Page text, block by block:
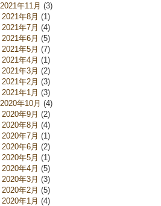
2021年11月 (3)
2021年8月 (1)
2021年7月 (4)
2021年6月 (5)
2021年5月 (7)
2021年4月 (1)
2021年3月 (2)
2021年2月 (3)
2021年1月 (3)
2020年10月 (4)
2020年9月 (2)
2020年8月 (4)
2020年7月 (1)
2020年6月 (2)
2020年5月 (1)
2020年4月 (5)
2020年3月 (3)
2020年2月 (5)
2020年1月 (4)